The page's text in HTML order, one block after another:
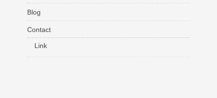
Blog
Contact
Link